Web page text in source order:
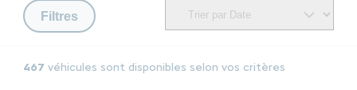
Filtres
467 véhicules sont disponibles selon vos critères